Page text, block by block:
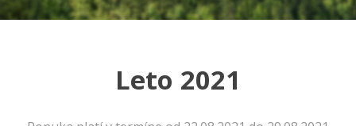
Leto 2021
nevyhnutné